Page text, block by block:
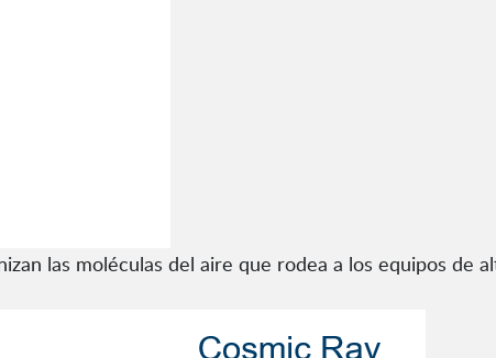
las moléculas del aire que rodea a los equipos de